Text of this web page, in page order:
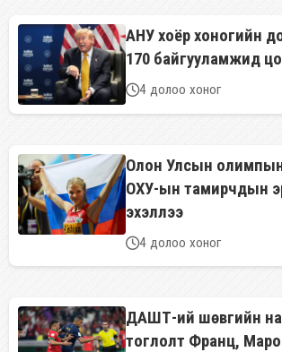
АНУ хоёр хоногийн
170 байгууламжид
4 долоо хоног
Олон Улсын
ОХУ-ын тамирчдын
эхэллээ
4 долоо хоног
ДАШТ-ий шөвгийн
тоглолт Франц,